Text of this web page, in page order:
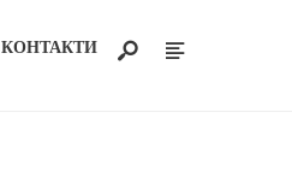
КОНТАКТИ